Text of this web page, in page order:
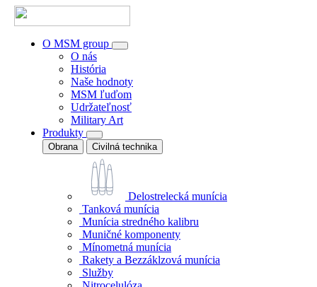
O MSM group
O nás
História
Naše hodnoty
MSM ľuďom
Udržateľnosť
Military Art
Produkty
Obrana Civilná technika
Delostrelecká munícia
Tanková munícia
Munícia stredného kalibru
Muničné komponenty
Mínometná munícia
Rakety a Bezzáklzová munícia
Služby